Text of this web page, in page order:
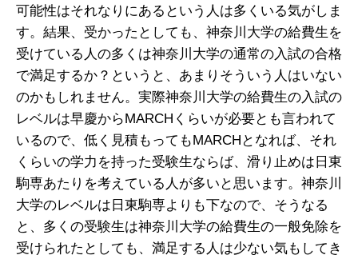
可能性はそれなりにあるという人は多くいる気がしま
す。結果、受かったとしても、神奈川大学の給費生を
受けている人の多くは神奈川大学の通常の入試の合格
で満足するか？というと、あまりそういう人はいない
のかもしれません。実際神奈川大学の給費生の入試の
レベルは早慶からMARCHくらいが必要とも言われて
いるので、低く見積もってもMARCHとなれば、それ
くらいの学力を持った受験生ならば、滑り止めは日東
駒専あたりを考えている人が多いと思います。神奈川
大学のレベルは日東駒専よりも下なので、そうなる
と、多くの受験生は神奈川大学の給費生の一般免除を
受けられたとしても、満足する人は少ない気もしてき